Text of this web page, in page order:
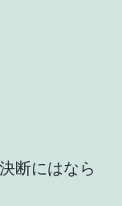
断にはなら